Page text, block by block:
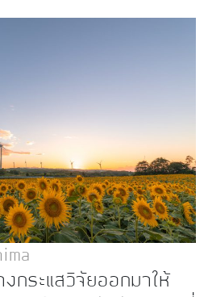
กระแสวิจัยออกมาให้